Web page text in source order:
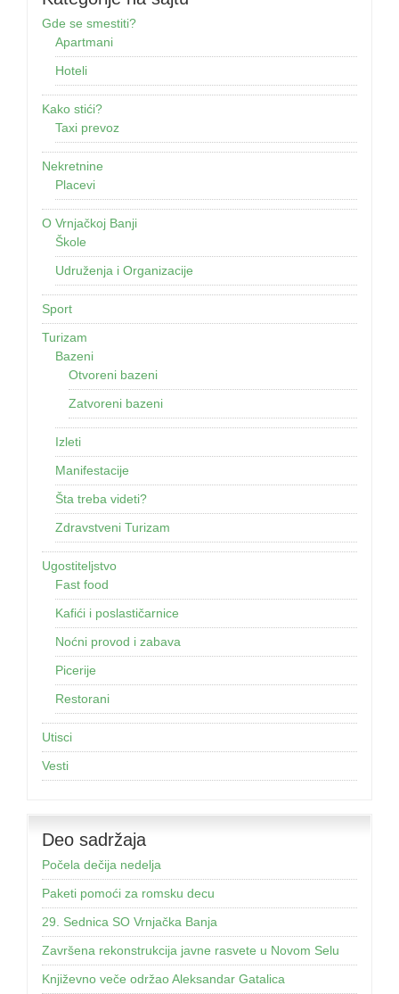
Gde se smestiti?
Apartmani
Hoteli
Kako stići?
Taxi prevoz
Nekretnine
Placevi
O Vrnjačkoj Banji
Škole
Udruženja i Organizacije
Sport
Turizam
Bazeni
Otvoreni bazeni
Zatvoreni bazeni
Izleti
Manifestacije
Šta treba videti?
Zdravstveni Turizam
Ugostiteljstvo
Fast food
Kafići i poslastičarnice
Noćni provod i zabava
Picerije
Restorani
Utisci
Vesti
Deo sadržaja
Počela dečija nedelja
Paketi pomoći za romsku decu
29. Sednica SO Vrnjačka Banja
Završena rekonstrukcija javne rasvete u Novom Selu
Književno veče održao Aleksandar Gatalica